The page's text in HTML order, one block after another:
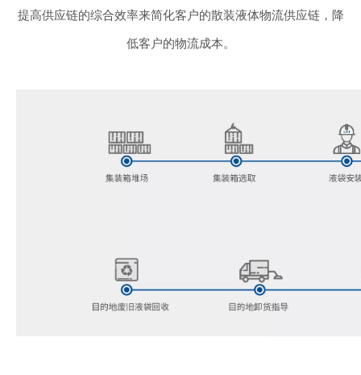
提高供应链的综合效率来简化客户的散装液体物流供应链，降
低客户的物流成本。